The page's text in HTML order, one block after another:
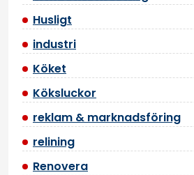
Husligt
industri
Köket
Köksluckor
reklam & marknadsföring
relining
Renovera